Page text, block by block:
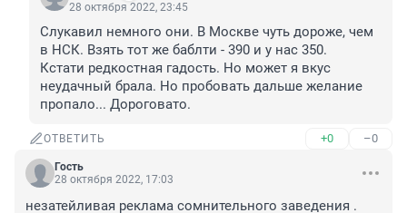
28 октября 2022, 23:45
Слукавил немного они. В Москве чуть дороже, чем
в НСК. Взять тот же баблти - 390 и у нас 350.
Кстати редкостная гадость. Но может я вкус
неудачный брала. Но пробовать дальше желание
пропало... Дороговато.
ОТВЕТИТЬ +0 –0
Гость
28 октября 2022, 17:03
незатейливая реклама сомнительного заведения .